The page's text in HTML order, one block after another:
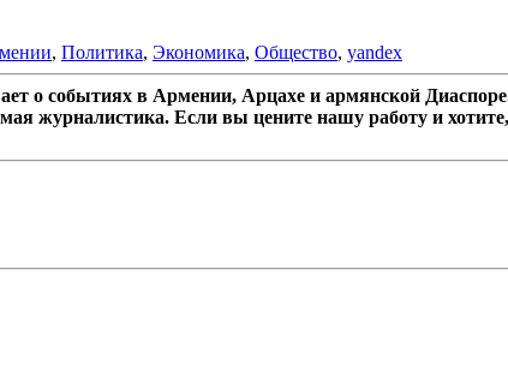
, Политика, Экономика, Общество, yandex
о событиях в Армении, Арцахе и армянской
журналистика. Если вы цените нашу работу и